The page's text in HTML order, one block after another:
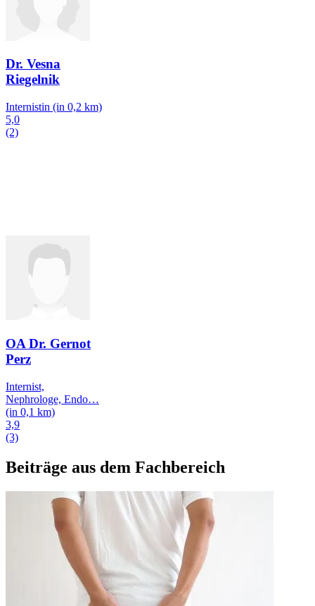
Dr. Vesna
Riegelnik
Internistin (in 0,2 km)
5,0
(2)
OA Dr. Gernot
Perz
Internist,
Nephrologe, Endo…
(in 0,1 km)
3,9
(3)
Beiträge aus dem Fachbereich